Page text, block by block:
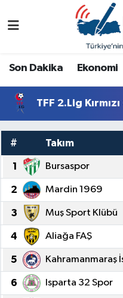
Son Dakika Ekonomi
TFF 2.Lig
# Takım
1 Bursaspor
2 Mardin 1969
3 Muş Sport Klübü
4 Aliağa FAŞ
5 Kahramanmaraş
6 Isparta 32 Spor
Antalya
Eğitim
Ekonomi
Gemlik
Güncel
İnegöl
Nöbetçi Eczaneler
Namaz Vakitleri
Süper Lig Puan
Tüm Manşetler
Son Dakika
Haber Arşivi